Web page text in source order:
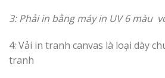
3: Phải in bằng máy in UV 6 màu
4: Vải in tranh canvas là loại dày
tranh